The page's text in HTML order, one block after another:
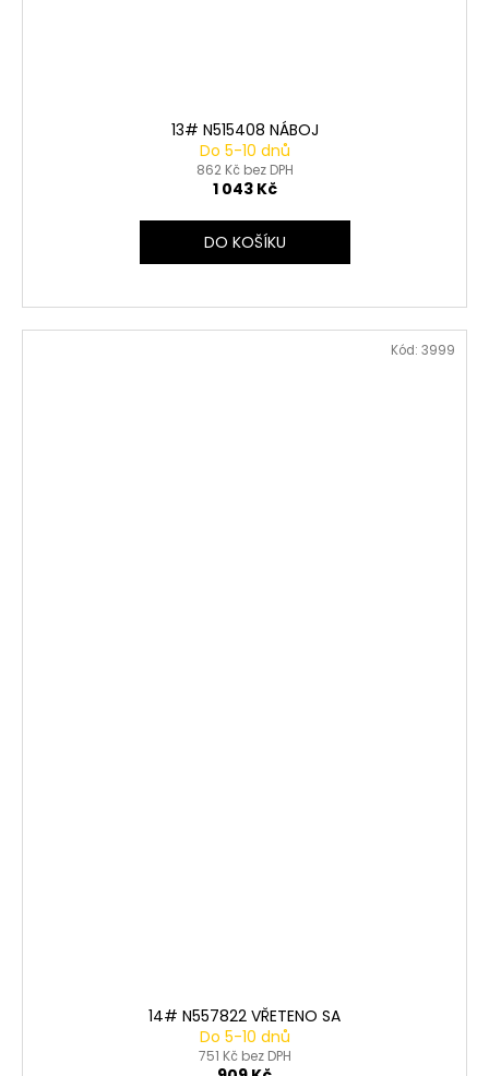
13# N515408 NÁBOJ
Do 5-10 dnů
862 Kč bez DPH
1 043 Kč
DO KOŠÍKU
14# N557822 VŘETENO SA
Do 5-10 dnů
751 Kč bez DPH
Kód: 3999